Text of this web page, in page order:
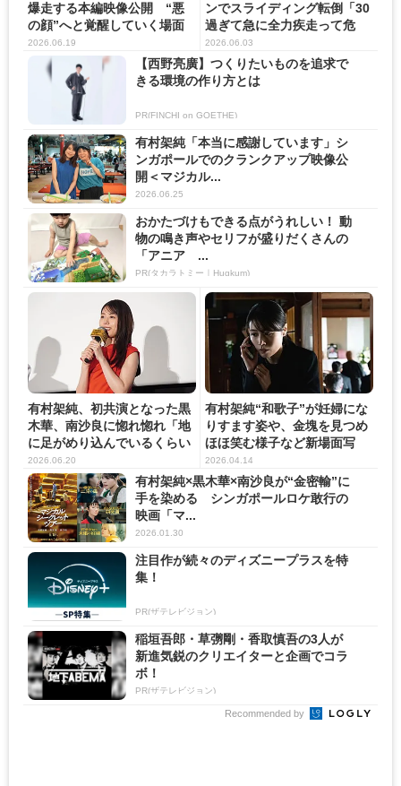
爆走する本編映像公開 “悪
の顔”へと覚醒していく場面
写...
2026.06.19
ンでスライディング転倒「30
過ぎて急に全力疾走って危
な...
2026.06.03
【西野亮廣】つくりたいものを追求で
きる環境の作り方とは
PR(FINCHI on GOETHE)
有村架純「本当に感謝しています」シ
ンガポールでのクランクアップ映像公
開＜マジカル...
2026.06.25
おかたづけもできる点がうれしい！ 動
物の鳴き声やセリフが盛りだくさんの
「アニア ...
PR(タカラトミー｜Hugkum)
有村架純、初共演となった黒
木華、南沙良に惚れ惚れ「地
に足がめり込んでいるくらい
し...
2026.06.20
有村架純“和歌子”が妊婦にな
りすます姿や、金塊を見つめ
ほほ笑む様子など新場面写
真...
2026.04.14
有村架純×黒木華×南沙良が“金密輸”に
手を染める シンガポールロケ敢行の
映画「マ...
2026.01.30
注目作が続々のディズニープラスを特
集！
PR(ザテレビジョン)
稲垣吾郎・草彅剛・香取慎吾の3人が
新進気鋭のクリエイターと企画でコラ
ボ！
PR(ザテレビジョン)
Recommended by